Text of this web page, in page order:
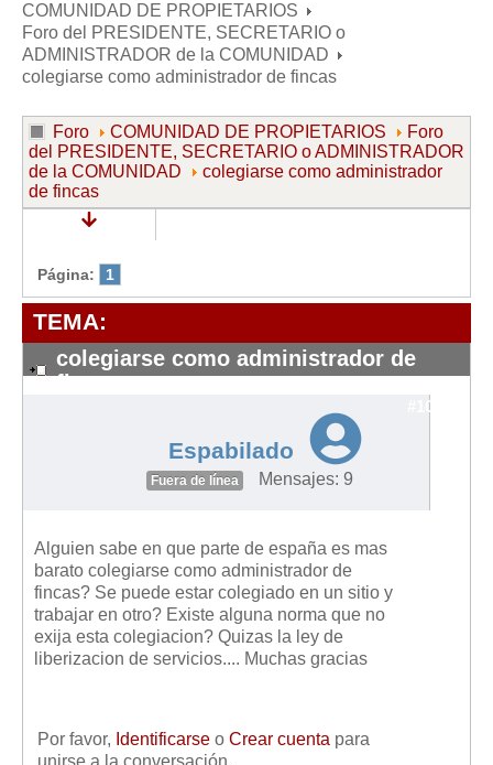
Otros contratos de Arrendamiento
Requerimientos y comunicaciones
Para contratos posteriores al 6 de junio de 2013
Para contratos anteriores al 6 de junio de 2013
Para contratos de Renta Antigua
Formularios sobre Vivienda en Propiedad
Modelos de Contratos
Formularios sobre Propiedad Horizontal
Modelos de Convocatoria de Junta de Propietarios
Modelos de Acta de Junta de Propietarios
Legislación sobre Arrendamientos Urbanos
Legislación sobre Adquisición de Vivienda en Propiedad
Legislación de interés práctico
Diccionario
Usuario
Mis boletines
COMUNIDAD DE PROPIETARIOS
Foro del PRESIDENTE, SECRETARIO o
ADMINISTRADOR de la COMUNIDAD
colegiarse como administrador de fincas
Foro COMUNIDAD DE PROPIETARIOS
Foro
del PRESIDENTE, SECRETARIO o ADMINISTRADOR
de la COMUNIDAD
colegiarse como administrador
de fincas
Página: 1
TEMA:
colegiarse como administrador de
fincas
#10110
Espabilado
Fuera de línea Mensajes: 9
Alguien sabe en que parte de españa es mas
barato colegiarse como administrador de
fincas? Se puede estar colegiado en un sitio y
trabajar en otro? Existe alguna norma que no
exija esta colegiacion? Quizas la ley de
liberizacion de servicios.... Muchas gracias
Por favor, Identificarse o Crear cuenta para